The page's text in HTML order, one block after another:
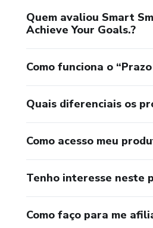
Quem avaliou Smart
Achieve Your Goals.?
Como funciona o
Quais diferenciais os
Como acesso meu
Tenho interesse neste
Como faço para me